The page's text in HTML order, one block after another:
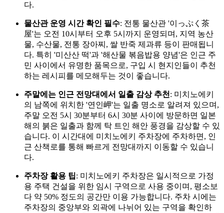
다.
물산관 운영 시간 확인 필수: 전통 물산관 '이っぷく茶
屋'는 오전 10시부터 오후 5시까지 운영되며, 지역 농산
물, 수산물, 전통 장아찌, 쌀 반죽 제과류 등이 판매됩니
다. 특히 '미산산 떡'과 '해산물 볶음밥용 양념'은 인근 주
민 사이에서 유명한 품목으로, 구입 시 현지인들이 추천
하는 레시피를 메모해두는 것이 좋습니다.
주말에는 인근 전망대에서 일출 감상 추천 : 미치노에키
의 남쪽에 위치한 '연인岬'는 일출 명소로 알려져 있으며,
주말 오전 5시 30분부터 6시 30분 사이에 방문하면 일본
해의 붉은 일출과 함께 탁 트인 해안 풍경을 감상할 수 있
습니다. 이 시간대에 미치노에키 주차장에 주차하면, 인
근 산책로를 통해 빠르게 전망대까지 이동할 수 있습니
다.
주차장 활용 팁: 미치노에키 주차장은 일시적으로 가정
용 주택 건설을 위한 임시 구역으로 사용 중이며, 평소보
다 약 50% 정도의 공간만 이용 가능합니다. 주차 시에는
주차장의 중앙부와 외곽에 나뉘어 있는 구역을 확인하